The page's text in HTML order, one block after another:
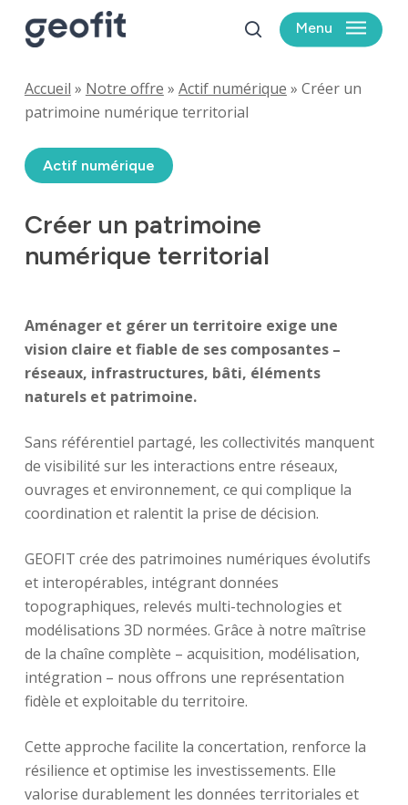
content
search
Menu
Accueil » Notre offre » Actif numérique » Créer un
patrimoine numérique territorial
Actif numérique
Créer un patrimoine
numérique territorial
Aménager et gérer un territoire exige une
vision claire et fiable de ses composantes –
réseaux, infrastructures, bâti, éléments
naturels et patrimoine.
Sans référentiel partagé, les collectivités manquent
de visibilité sur les interactions entre réseaux,
ouvrages et environnement, ce qui complique la
coordination et ralentit la prise de décision.
GEOFIT crée des patrimoines numériques évolutifs
et interopérables, intégrant données
topographiques, relevés multi-technologies et
modélisations 3D normées. Grâce à notre maîtrise
de la chaîne complète – acquisition, modélisation,
intégration – nous offrons une représentation
fidèle et exploitable du territoire.
Cette approche facilite la concertation, renforce la
résilience et optimise les investissements. Elle
valorise durablement les données territoriales et